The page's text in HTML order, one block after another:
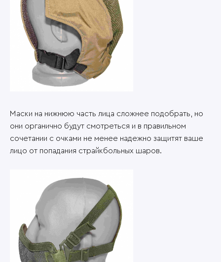
Маски на нижнюю часть лица сложнее подобрать, но
они органично будут смотреться и в правильном
сочетании с очками не менее надежно защитят ваше
лицо от попадания страйкбольных шаров.